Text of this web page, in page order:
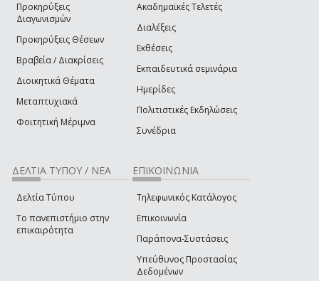
Προκηρύξεις
Διαγωνισμών
Προκηρύξεις Θέσεων
Βραβεία / Διακρίσεις
Διοικητικά Θέματα
Μεταπτυχιακά
Φοιτητική Μέριμνα
Ακαδημαϊκές Τελετές
Διαλέξεις
Εκθέσεις
Εκπαιδευτικά σεμινάρια
Ημερίδες
Πολιτιστικές Εκδηλώσεις
Συνέδρια
ΔΕΛΤΙΑ ΤΥΠΟΥ / ΝΕΑ
Δελτία Τύπου
Το πανεπιστήμιο στην
επικαιρότητα
ΕΠΙΚΟΙΝΩΝΙΑ
Τηλεφωνικός Κατάλογος
Επικοινωνία
Παράπονα-Συστάσεις
Υπεύθυνος Προστασίας
Δεδομένων